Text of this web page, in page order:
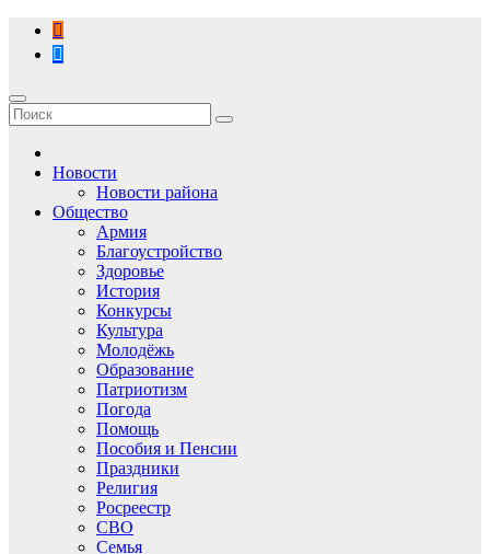
Перейти
содержимому
Новости
Новости района
Общество
Армия
Благоустройство
Здоровье
История
Конкурсы
Культура
Молодёжь
Образование
Патриотизм
Погода
Помощь
Пособия и Пенсии
Праздники
Религия
Росреестр
СВО
Семья